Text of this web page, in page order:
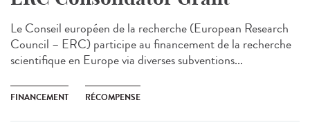
Le Conseil européen de la recherche (European Research
Council – ERC) participe au financement de la recherche
scientifique en Europe via diverses subventions...
FINANCEMENT RÉCOMPENSE